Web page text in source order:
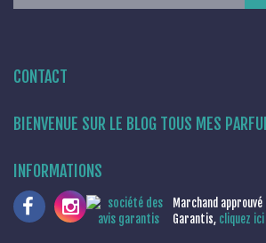
CONTACT
BIENVENUE SUR LE BLOG TOUS MES
INFORMATIONS
Marchand
Garantis, cliquez